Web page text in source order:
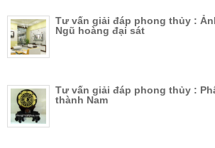
Tư vấn giải đáp phong thủy :
Ngũ hoàng đại sát
Tư vấn giải đáp phong thủy :
thành Nam